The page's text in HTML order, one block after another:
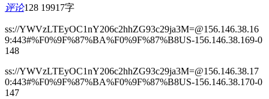
评论128 19917字
ss://YWVzLTEyOC1nY206c2hhZG93c29ja3M=@156.146.38.16
9:443#%F0%9F%87%BA%F0%9F%87%B8US-156.146.38.169-0
148
ss://YWVzLTEyOC1nY206c2hhZG93c29ja3M=@156.146.38.17
0:443#%F0%9F%87%BA%F0%9F%87%B8US-156.146.38.170-0
147